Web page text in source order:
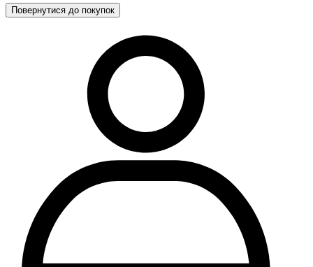
Повернутися до покупок